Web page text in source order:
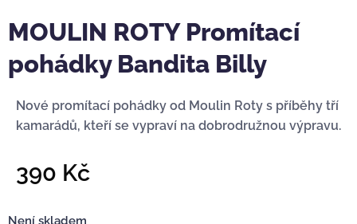
MOULIN ROTY Promítací
pohádky Bandita Billy
Nové promítací pohádky od Moulin Roty s příběhy tří
kamarádů, kteří se vypraví na dobrodružnou výpravu.
390 Kč
Není skladem